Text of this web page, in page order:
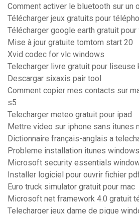
Comment activer le bluetooth sur un
Télécharger jeux gratuits pour
Télécharger google earth gratuit
Mise à jour gratuite tomtom start 20
Xvid codec for vlc windows
Telecharger livre gratuit pour liseuse
Descargar sixaxis pair tool
Comment copier mes contacts sur
s5
Telecharger meteo gratuit pour ipad
Mettre video sur iphone sans itunes
Dictionnaire français-anglais a
Probleme installation itunes
Microsoft security essentials
Installer logiciel pour ouvrir fichier
Euro truck simulator gratuit pour mac
Microsoft net framework 4.0 gratuit
Telecharger jeux dame de pique